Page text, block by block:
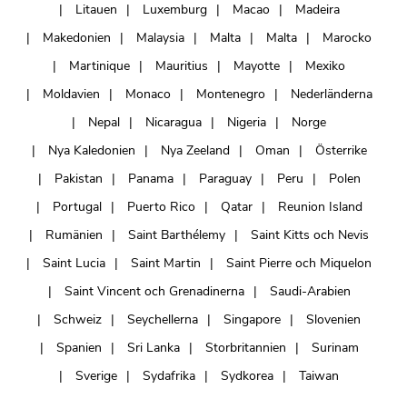
Litauen
Luxemburg Macao
Madeira
Makedonien
Malaysia Malta Malta
Marocko
Martinique
Mauritius Mayotte
Mexiko
Moldavien
Monaco Montenegro
Nederländerna
Nepal
Nicaragua Nigeria
Norge
Nya Kaledonien
Nya Zeeland Oman
Österrike
Pakistan
Panama Paraguay Peru
Polen
Portugal
Puerto Rico Qatar
Reunion Island
Rumänien
Saint Barthélemy
Saint Kitts och Nevis
Saint Lucia
Saint Martin
Saint Pierre och Miquelon
Saint Vincent och Grenadinerna
Saudi-Arabien
Schweiz
Seychellerna Singapore
Slovenien
Spanien
Sri Lanka Storbritannien
Surinam
Sverige
Sydafrika Sydkorea
Taiwan